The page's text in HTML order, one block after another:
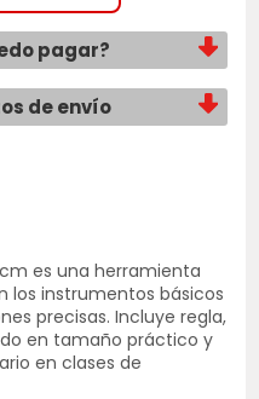
pagar?
de envío
es una herramienta
los instrumentos básicos
precisas. Incluye regla,
en tamaño práctico y
en clases de